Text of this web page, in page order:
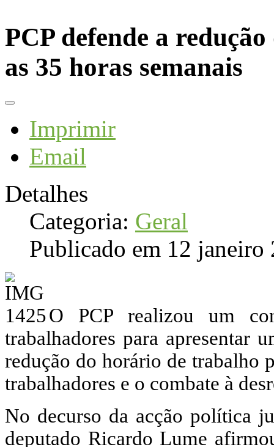
PCP defende a
as 35 horas semanais
Imprimir
Email
Detalhes
Categoria: Geral
Publicado em 12 janeiro
O PCP realizou um
trabalhadores para apresentar
redução do horário de trabalho
trabalhadores e o combate à
No decurso da acção política
deputado Ricardo Lume